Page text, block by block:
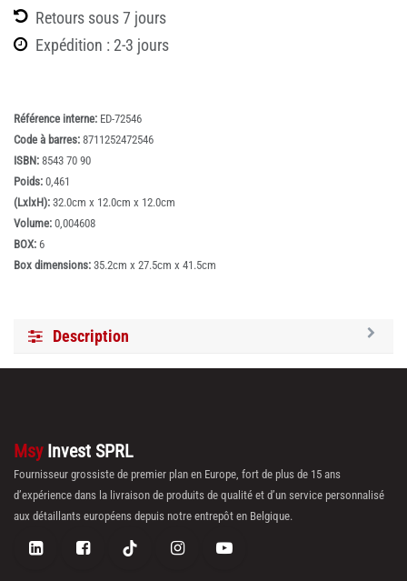
Retours sous 7 jours
Expédition : 2-3 jours
Référence interne: ED-72546
Code à barres: 8711252472546
ISBN: 8543 70 90
Poids: 0,461
(LxlxH): 32.0cm x 12.0cm x 12.0cm
Volume: 0,004608
BOX: 6
Box dimensions: 35.2cm x 27.5cm x 41.5cm
Description
Msy Invest SPRL
Fournisseur grossiste de premier plan en Europe, fort de plus de 15 ans
d’expérience dans la livraison de produits de qualité et d’un service personnalisé
aux détaillants européens depuis notre entrepôt en Belgique.